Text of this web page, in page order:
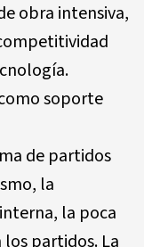
obra intensiva,
soporte
de partidos
la
la poca
partidos. La